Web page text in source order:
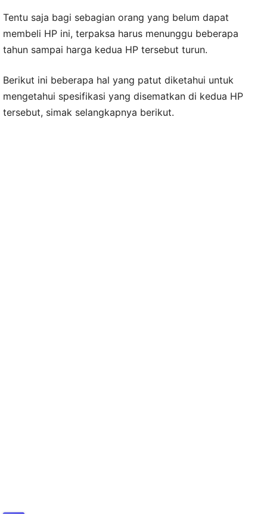
Tentu saja bagi sebagian orang yang belum dapat
membeli HP ini, terpaksa harus menunggu beberapa
tahun sampai harga kedua HP tersebut turun.
Berikut ini beberapa hal yang patut diketahui untuk
mengetahui spesifikasi yang disematkan di kedua HP
tersebut, simak selangkapnya berikut.